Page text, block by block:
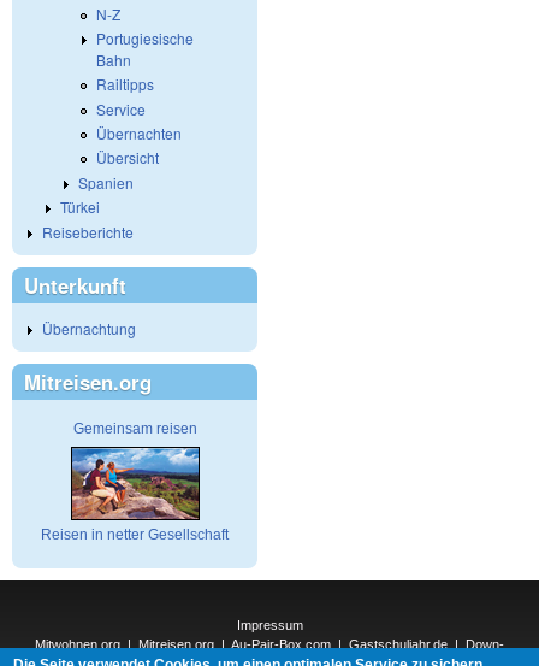
N-Z
Portugiesische
Bahn
Railtipps
Service
Übernachten
Übersicht
Spanien
Türkei
Reiseberichte
Unterkunft
Übernachtung
Mitreisen.org
Gemeinsam reisen
Reisen in netter Gesellschaft
Impressum
Mitwohnen.org
Mitreisen.org Au-Pair-Box.com Gastschuljahr.de
Down-